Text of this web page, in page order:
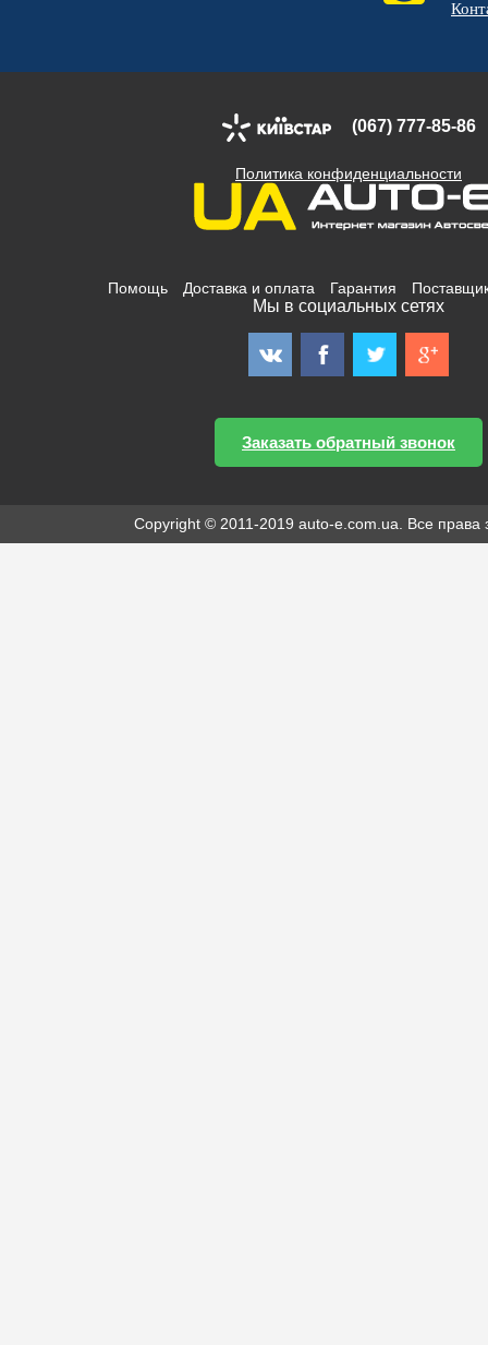
(067) 777-85-86
Политика конфиденциальности
Помощь Доставка и оплата Гарантия
Мы в социальных сетях
Заказать обратный звонок
Copyright © 2011-2019 auto-e.com.ua. Все